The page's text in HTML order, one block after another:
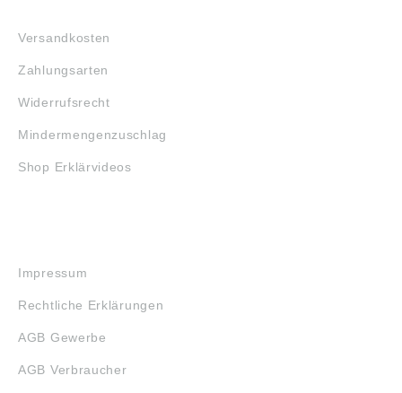
Versandkosten
Zahlungsarten
Widerrufsrecht
Mindermengenzuschlag
Shop Erklärvideos
Impressum
Rechtliche Erklärungen
AGB Gewerbe
AGB Verbraucher